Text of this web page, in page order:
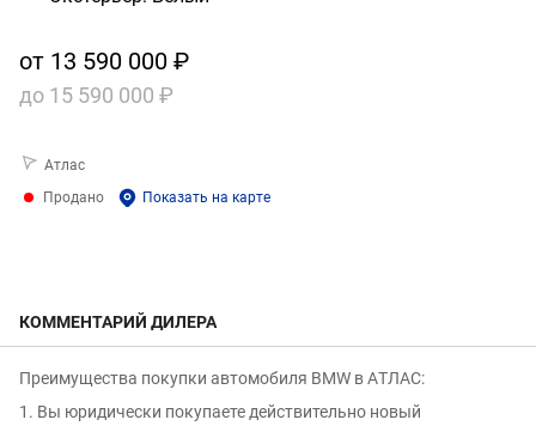
КОММЕНТАРИЙ ДИЛЕРА
Преимущества покупки автомобиля ВМW в АTЛАC:
1. Вы юридически покупаете действительно новый
от 13 590 000 ₽
до 15 590 000 ₽
Атлас
Продано
Показать на карте